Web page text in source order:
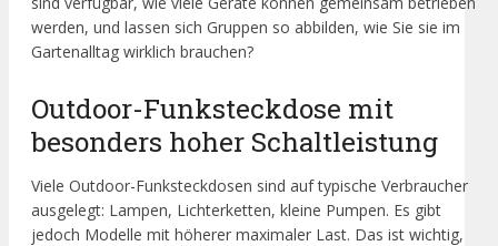
werden, und lassen sich Gruppen so abbilden, wie Sie sie im
Gartenalltag wirklich brauchen?
Outdoor-Funksteckdose mit
besonders hoher Schaltleistung
Viele Outdoor-Funksteckdosen sind auf typische Verbraucher
ausgelegt: Lampen, Lichterketten, kleine Pumpen. Es gibt
jedoch Modelle mit höherer maximaler Last. Das ist wichtig,